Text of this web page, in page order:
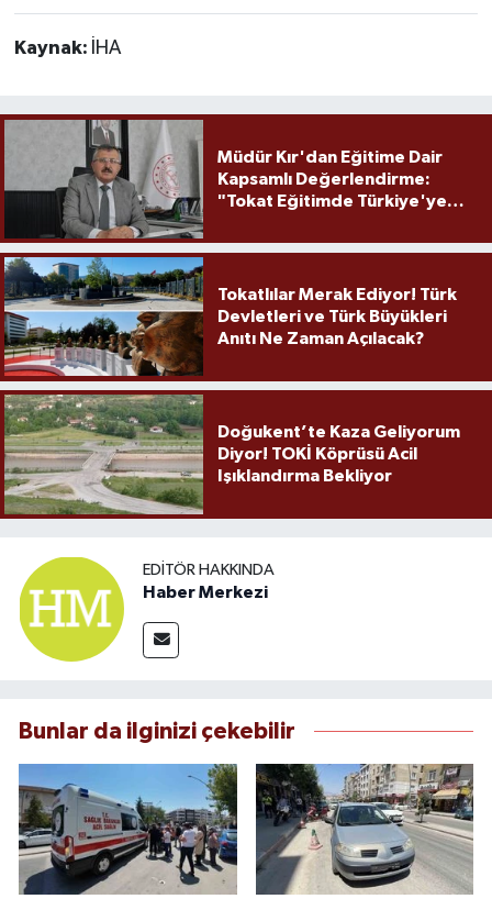
Kaynak: İHA
Müdür Kır'dan Eğitime Dair
Kapsamlı Değerlendirme:
"Tokat Eğitimde Türkiye'ye
Tokatlılar Merak Ediyor! Türk
Devletleri ve Türk Büyükleri
Anıtı Ne Zaman Açılacak?
Doğukent’te Kaza Geliyorum
Diyor! TOKİ Köprüsü Acil
Işıklandırma Bekliyor
EDITÖR HAKKINDA
Haber Merkezi
Bunlar da ilginizi çekebilir